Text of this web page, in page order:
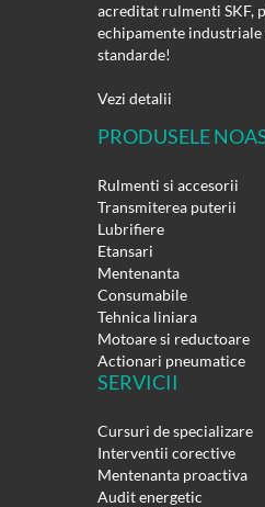
acreditat rulmenti SKF,
echipamente industriale
standarde!
Vezi detalii
PRODUSELE
Rulmenti si accesorii
Transmiterea puterii
Lubrifiere
Etansari
Mentenanta
Consumabile
Tehnica liniara
Motoare si reductoare
Actionari pneumatice
SERVICII
Cursuri de specializare
Interventii corective
Mentenanta proactiva
Audit energetic